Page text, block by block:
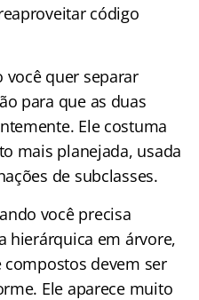
código
você quer separar
para que as duas
Ele costuma
mais planejada, usada
de subclasses.
você precisa
hierárquica em árvore,
devem ser
Ele aparece muito